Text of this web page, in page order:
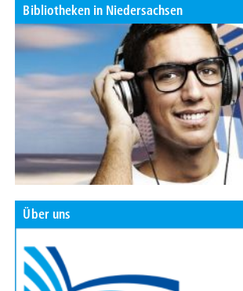
Bibliotheken in Niedersachsen
Über uns